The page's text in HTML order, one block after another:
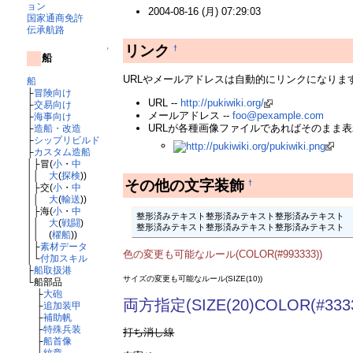
ョン
国家通商免許
伝承航路
↑
船
船
├冒険向け
├交易向け
├海事向け
├造船・改造
├シップリビルド
├カスタム造船
│├冒(小・ 中
大(探検))
│├交(小・ 中
大(輸送))
│├海(小・ 中
大(戦闘)
││ (櫂船))
│├素材データ
│└付加スキル
├船取扱港
└船部品
├大砲
├追加装甲
├補助帆
├特殊兵装
├船首像
2004-08-16 (月) 07:29:03
リンク †
URLやメールアドレスは自動的にリンクになりま
URL -- http://pukiwiki.org/
メールアドレス --foo@pexample.com
URLが各種画像ファイルであればそのまま
その他の文字装飾 †
整形済みテキスト整形済みテキスト整形済みテキスト
整形済みテキスト整形済みテキスト整形済みテキスト
色の変更も可能なルール(COLOR(#993333))
サイズの変更も可能なルール(SIZE(10))
両方指定
打ち消し線